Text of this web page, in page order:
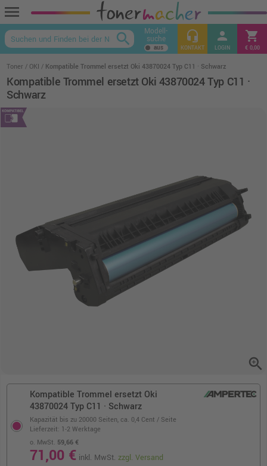
menu
keyboard_arrow_up
search Modell-
suche headset_mic
KONTAKT
person
LOGIN
shopping_cart
€ 0,00
Toner OKI Kompatible Trommel ersetzt Oki 43870024 Typ C11 · Schwarz
Kompatible Trommel ersetzt Oki 43870024 Typ C11 ·
Schwarz
zoom_in
Kompatible Trommel ersetzt Oki
43870024 Typ C11 · Schwarz
Kapazität bis zu 20000 Seiten, ca. 0,4 Cent / Seite
o. MwSt. 59,66 €
71,00 € inkl. MwSt.zzgl. Versand
Lieferzeit: 1-2 Werktage